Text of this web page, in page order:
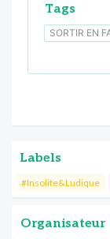
Tags
SORTIR EN
Labels
#Insolite&Ludique
Organisateur